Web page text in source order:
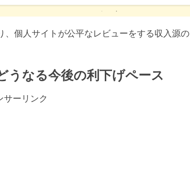
個人サイトが公平なレビューをする収入源の
うなる今後の利下げペース
サーリンク